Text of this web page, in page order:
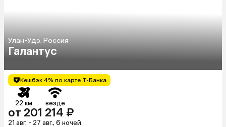
Улан-Удэ, Россия
Галантус
Кешбэк 4% по карте Т-Банка
22 км везде
от 201 214 ₽
21 авг. - 27 авг., 6 ночей